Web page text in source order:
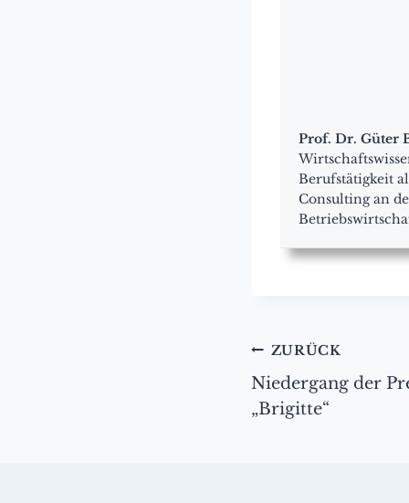
Prof. Dr. Güter
Berufstätigkeit
Consulting an
ZURÜCK
Niedergang der
„Brigitte“